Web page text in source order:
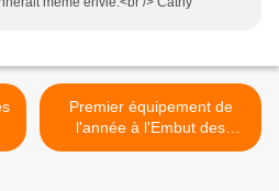
Premier équipement de
l'année à l'Embut des
Enfers - Dimanche 1er